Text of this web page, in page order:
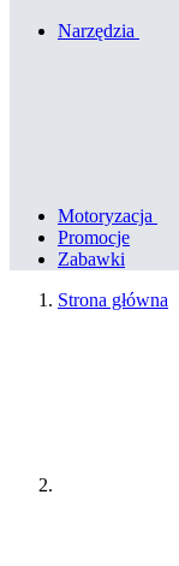
Narzędzia
Motoryzacja
Promocje
Zabawki
Strona główna